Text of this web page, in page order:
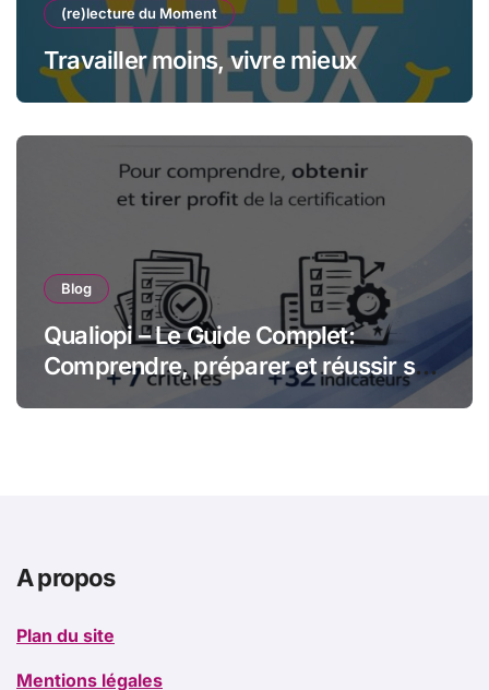
(re)lecture du Moment
Travailler moins, vivre mieux
Blog
Qualiopi – Le Guide Complet:
Comprendre, préparer et réussir sa
certification qualité pour les
A propos
Plan du site
Mentions légales